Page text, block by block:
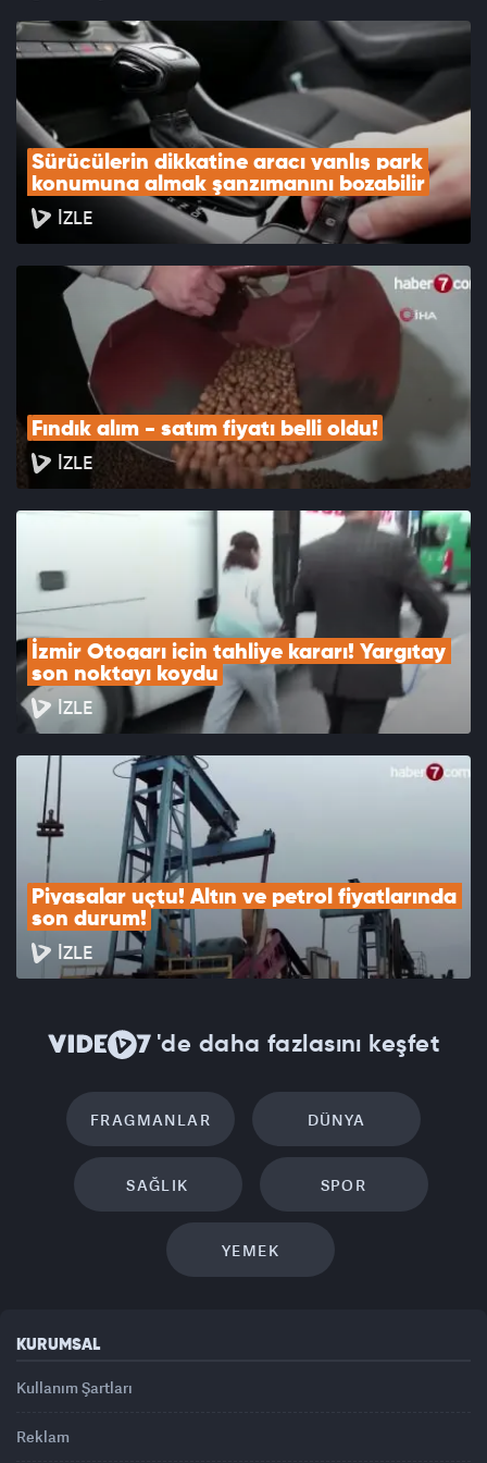
kenarda en az 1 yıl bekleyeceksin. Altın, gümüş diğer emtialar
uzun vadeli yatırım araçlarıdır. Uzun vadeli bakmak gerekiyor.
Sürücülerin dikkatine aracı yanlış park
konumuna almak şanzımanını bozabilir
İZLE
Fındık alım - satım fiyatı belli oldu!
İZLE
İzmir Otogarı için tahliye kararı! Yargıtay
son noktayı koydu
İZLE
Piyasalar uçtu! Altın ve petrol fiyatlarında
son durum!
İZLE
'de daha fazlasını keşfet
FRAGMANLAR DÜNYA
SAĞLIK SPOR
YEMEK
KURUMSAL
Kullanım Şartları
Reklam